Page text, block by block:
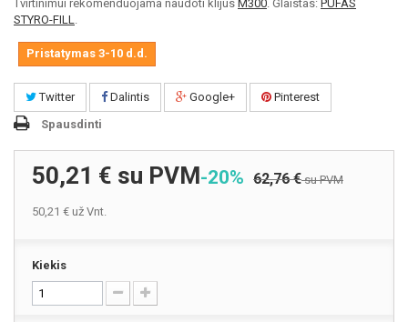
Tvirtinimui rekomenduojama naudoti klijus M300. Glaistas: PUFAS
STYRO-FILL.
Pristatymas 3-10 d.d.
Twitter Dalintis Google+
Pinterest
Spausdinti
50,21 € su PVM-20% 62,76 €su PVM
50,21 € už Vnt.
Kiekis